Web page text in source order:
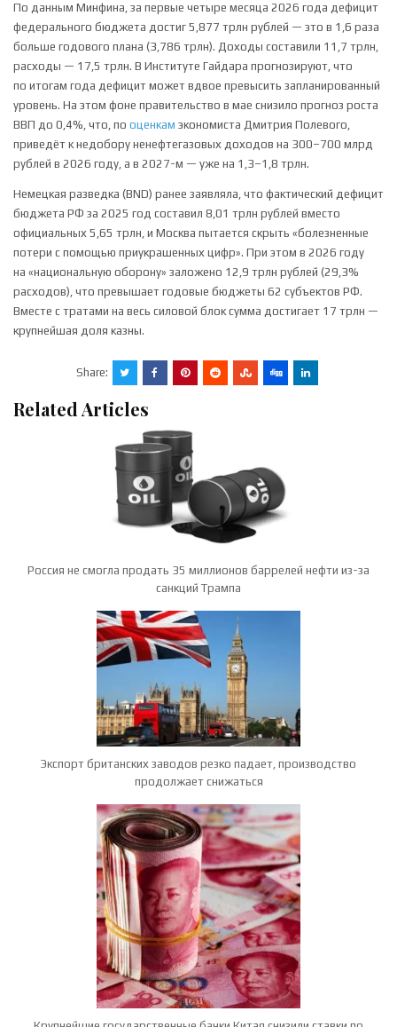
По данным Минфина, за первые четыре месяца 2026 года дефицит
федерального бюджета достиг 5,877 трлн рублей — это в 1,6 раза
больше годового плана (3,786 трлн). Доходы составили 11,7 трлн,
расходы — 17,5 трлн. В Институте Гайдара прогнозируют, что
по итогам года дефицит может вдвое превысить запланированный
уровень. На этом фоне правительство в мае снизило прогноз роста
ВВП до 0,4%, что, по оценкам экономиста Дмитрия Полевого,
приведёт к недобору ненефтегазовых доходов на 300–700 млрд
рублей в 2026 году, а в 2027-м — уже на 1,3–1,8 трлн.
Немецкая разведка (BND) ранее заявляла, что фактический дефицит
бюджета РФ за 2025 год составил 8,01 трлн рублей вместо
официальных 5,65 трлн, и Москва пытается скрыть «болезненные
потери с помощью приукрашенных цифр». При этом в 2026 году
на «национальную оборону» заложено 12,9 трлн рублей (29,3%
расходов), что превышает годовые бюджеты 62 субъектов РФ.
Вместе с тратами на весь силовой блок сумма достигает 17 трлн —
крупнейшая доля казны.
Share:
Related Articles
Россия не смогла продать 35 миллионов баррелей нефти из-за
санкций Трампа
Экспорт британских заводов резко падает, производство
продолжает снижаться